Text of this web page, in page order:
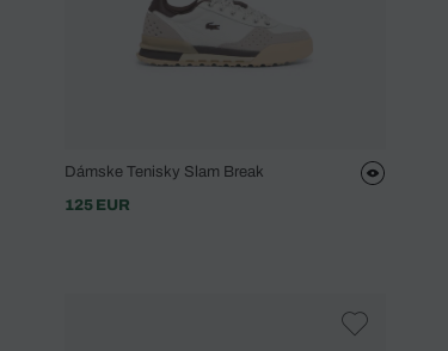
Dámske Tenisky Slam Break
125 EUR